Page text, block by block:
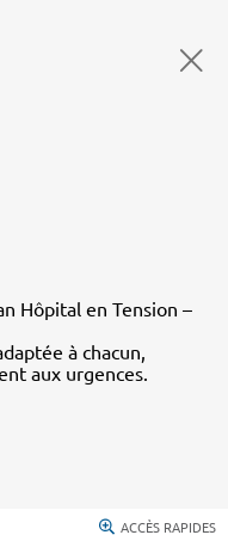
Hôpital en Tension –
à chacun,
aux urgences.
ACCÈS RAPIDES